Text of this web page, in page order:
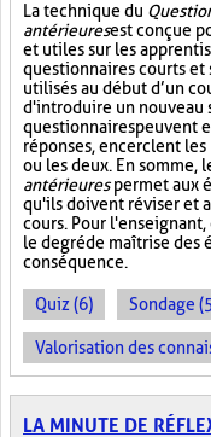
La technique du
antérieuresest conçue
et utiles sur les
questionnaires courts et
utilisés au début d’un
d'introduire un nouveau
questionnaires peuvent
réponses, encerclent
ou les deux. En somme,
antérieurespermet aux
qu'ils doivent réviser et
cours. Pour
le degré de maîtrise
conséquence.
Quiz (6) Sondage
Valorisation des
LA MINUTE DE